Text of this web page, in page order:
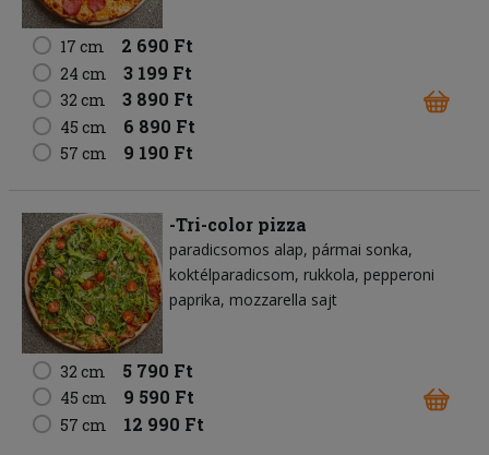
17 cm 2 690 Ft
24 cm 3 199 Ft
32 cm 3 890 Ft
45 cm 6 890 Ft
57 cm 9 190 Ft
-Tri-color pizza
paradicsomos alap pármai sonka
koktélparadicsom rukkola pepperoni
paprika mozzarella sajt
32 cm 5 790 Ft
45 cm 9 590 Ft
57 cm 12 990 Ft